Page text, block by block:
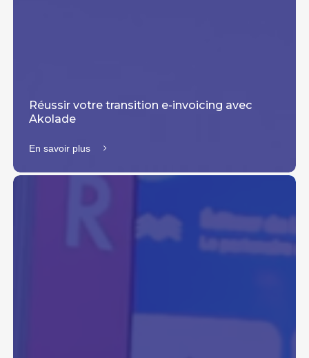
Réussir votre transition e-invoicing avec
Akolade
En savoir plus